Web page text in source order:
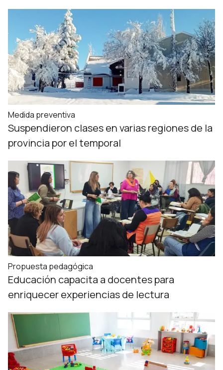
Medida preventiva
Suspendieron clases en varias regiones de la
provincia por el temporal
Propuesta pedagógica
Educación capacita a docentes para
enriquecer experiencias de lectura